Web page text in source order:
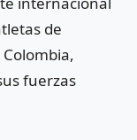
de
fuerzas